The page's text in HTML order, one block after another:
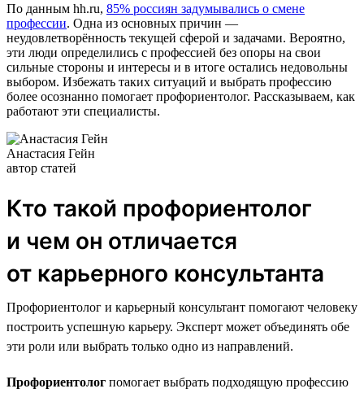
По данным hh.ru, 85% россиян задумывались о смене
профессии. Одна из основных причин —
неудовлетворённость текущей сферой и задачами. Вероятно,
эти люди определились с профессией без опоры на свои
сильные стороны и интересы и в итоге остались недовольны
выбором. Избежать таких ситуаций и выбрать профессию
более осознанно помогает профориентолог. Рассказываем, как
работают эти специалисты.
Анастасия Гейн
автор статей
Кто такой профориентолог
и чем он отличается
от карьерного консультанта
Профориентолог и карьерный консультант помогают человеку
построить успешную карьеру. Эксперт может объединять обе
эти роли или выбрать только одно из направлений.
Профориентолог помогает выбрать подходящую профессию